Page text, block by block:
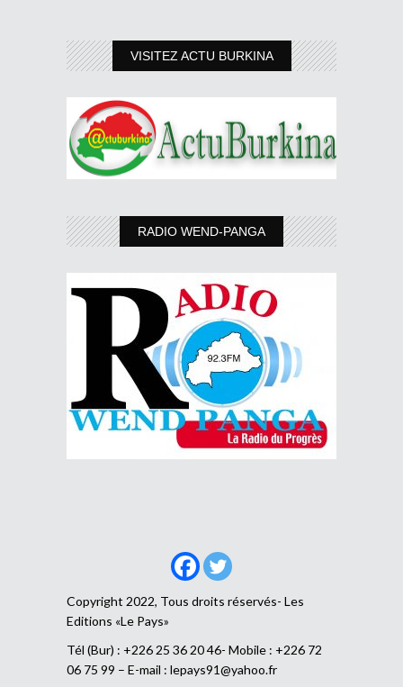
VISITEZ ACTU BURKINA
RADIO WEND-PANGA
Copyright 2022, Tous droits réservés- Les
Editions «Le Pays»
Tél (Bur) : +226 25 36 20 46- Mobile : +226 72
06 75 99 – E-mail : lepays91@yahoo.fr